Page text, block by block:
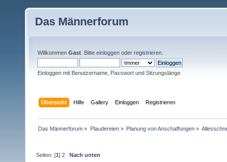
Das Männerforum
Willkommen Gast . Bitte einloggen oder registrieren
Einloggen mit Benutzername, Passwort und Sitzungslänge
Übersicht Hilfe Gallery Einloggen Registrieren
Das Männerforum » Plaudereien» Planung von Anschaffungen»
Seiten: [1]2 Nach unten